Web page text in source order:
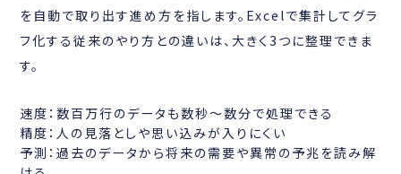
を自動で取り出す進め方を指します。Excelで集計してグラ
フ化する従来のやり方との違いは、大きく3つに整理できま
す。
速度：数百万行のデータも数秒〜数分で処理できる
精度：人の見落としや思い込みが入りにくい
予測：過去のデータから将来の需要や異常の予兆を読み解